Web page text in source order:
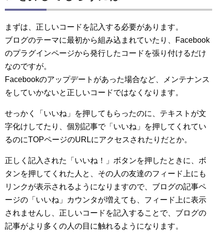
まずは、正しいコードを記入する必要があります。
ブログのテーマに最初から組み込まれていたり、Facebook
のプラグインページから発行したコードを張り付けるだけ
なのですが。
Facebookのアップデートがあった場合など、メンテナンス
をしていかないと正しいコードではなくなります。
せっかく「いいね」を押してもらったのに、テキストが文
字化けしてたり、個別記事で「いいね」を押してくれてい
るのにTOPページのURLにアクセスされたりだとか。
正しく記入された「いいね！」ボタンを押したときに、ボ
タンを押してくれた人と、その人の友達のフィード上にも
リンクが表示されるようになりますので、ブログの記事ペ
ージの「いいね」カウンタが増えても、フィード上に表示
されませんし、正しいコードを記入することで、ブログの
記事がより多くの人の目に触れるようになります。